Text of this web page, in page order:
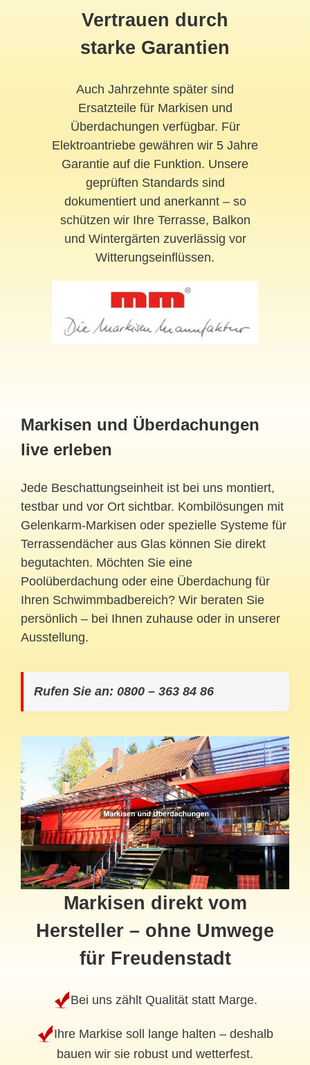
Vertrauen durch
starke Garantien
Auch Jahrzehnte später sind
Ersatzteile für Markisen und
Überdachungen verfügbar. Für
Elektroantriebe gewähren wir 5 Jahre
Garantie auf die Funktion. Unsere
geprüften Standards sind
dokumentiert und anerkannt – so
schützen wir Ihre Terrasse, Balkon
und Wintergärten zuverlässig vor
Witterungseinflüssen.
Markisen und Überdachungen
live erleben
Jede Beschattungseinheit ist bei uns montiert,
testbar und vor Ort sichtbar. Kombilösungen mit
Gelenkarm-Markisen oder spezielle Systeme für
Terrassendächer aus Glas können Sie direkt
begutachten. Möchten Sie eine
Poolüberdachung oder eine Überdachung für
Ihren Schwimmbadbereich? Wir beraten Sie
persönlich – bei Ihnen zuhause oder in unserer
Ausstellung.
Rufen Sie an: 0800 – 363 84 86
Markisen direkt vom
Hersteller – ohne Umwege
für Freudenstadt
Bei uns zählt Qualität statt Marge.
Ihre Markise soll lange halten – deshalb
bauen wir sie robust und wetterfest.